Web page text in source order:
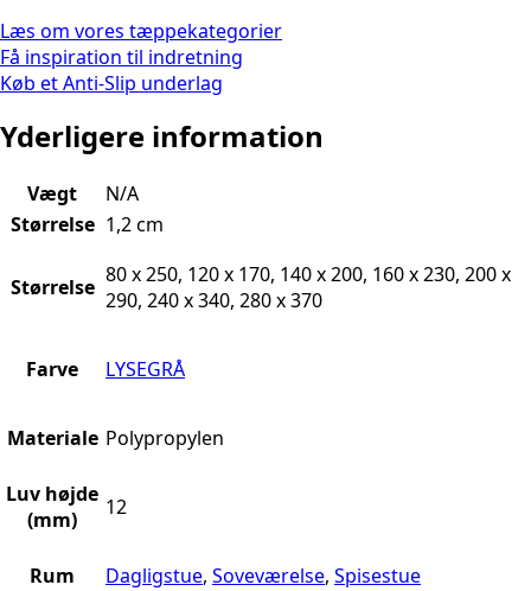
Læs om vores tæppekategorier
Få inspiration til indretning
Køb et Anti-Slip underlag
Yderligere information
Vægt
N/A
Størrelse 1,2 cm
Størrelse 80 x 250, 120 x 170, 140 x 200, 160 x 230, 200 x
290, 240 x 340, 280 x 370
Farve LYSEGRÅ
Materiale Polypropylen
Luv højde
(mm)
12
Rum Dagligstue, Soveværelse, Spisestue